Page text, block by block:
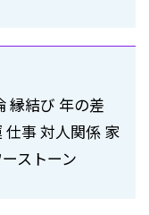
縁結び 年の差
仕事 対人関係 家
ストーン